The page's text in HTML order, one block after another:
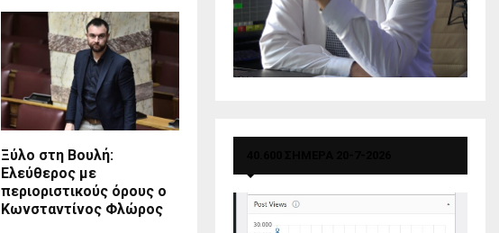
Ξύλο στη Βουλή:
Ελεύθερος με
περιοριστικούς όρους ο
Κωνσταντίνος Φλώρος